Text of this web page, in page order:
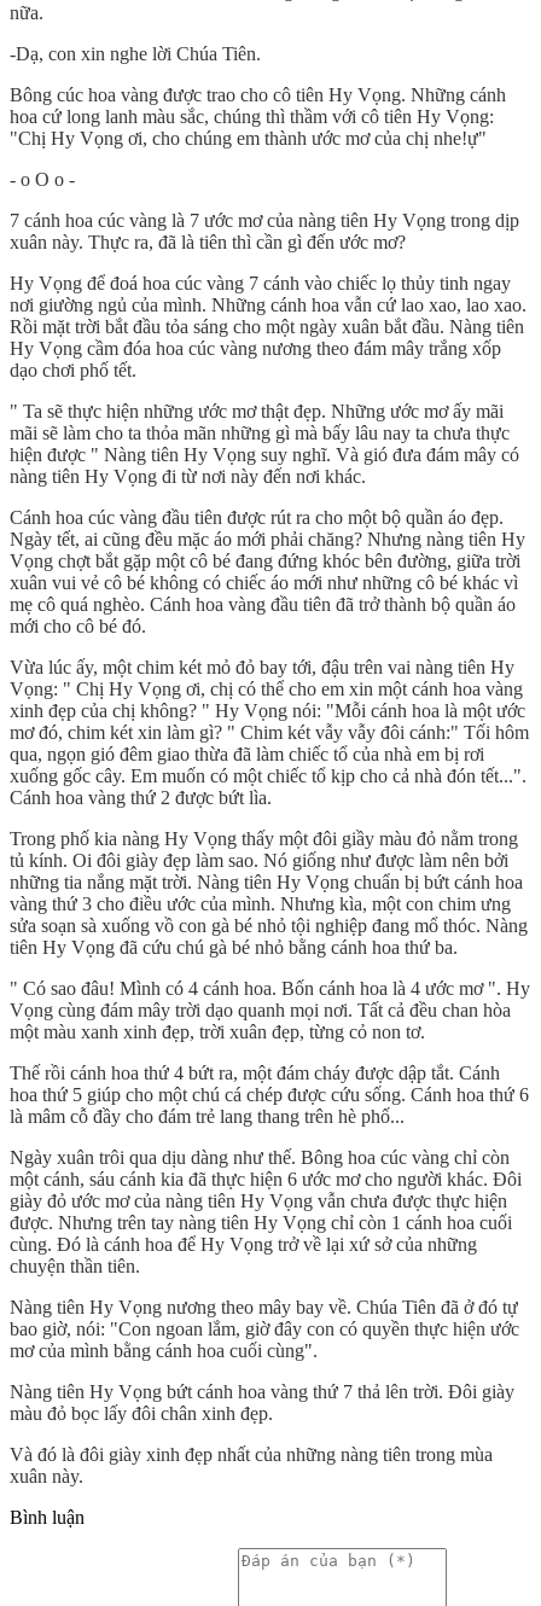
nữa.
-Dạ, con xin nghe lời Chúa Tiên.
Bông cúc hoa vàng được trao cho cô tiên Hy Vọng. Những cánh
hoa cứ long lanh màu sắc, chúng thì thầm với cô tiên Hy Vọng:
"Chị Hy Vọng ơi, cho chúng em thành ước mơ của chị nhe!ự"
- o O o -
7 cánh hoa cúc vàng là 7 ước mơ của nàng tiên Hy Vọng trong dịp
xuân này. Thực ra, đã là tiên thì cần gì đến ước mơ?
Hy Vọng để đoá hoa cúc vàng 7 cánh vào chiếc lọ thủy tinh ngay
nơi giường ngủ của mình. Những cánh hoa vẫn cứ lao xao, lao xao.
Rồi mặt trời bắt đầu tỏa sáng cho một ngày xuân bắt đầu. Nàng tiên
Hy Vọng cầm đóa hoa cúc vàng nương theo đám mây trắng xốp
dạo chơi phố tết.
" Ta sẽ thực hiện những ước mơ thật đẹp. Những ước mơ ấy mãi
mãi sẽ làm cho ta thỏa mãn những gì mà bấy lâu nay ta chưa thực
hiện được " Nàng tiên Hy Vọng suy nghĩ. Và gió đưa đám mây có
nàng tiên Hy Vọng đi từ nơi này đến nơi khác.
Cánh hoa cúc vàng đầu tiên được rút ra cho một bộ quần áo đẹp.
Ngày tết, ai cũng đều mặc áo mới phải chăng? Nhưng nàng tiên Hy
Vọng chợt bắt gặp một cô bé đang đứng khóc bên đường, giữa trời
xuân vui vẻ cô bé không có chiếc áo mới như những cô bé khác vì
mẹ cô quá nghèo. Cánh hoa vàng đầu tiên đã trở thành bộ quần áo
mới cho cô bé đó.
Vừa lúc ấy, một chim két mỏ đỏ bay tới, đậu trên vai nàng tiên Hy
Vọng: " Chị Hy Vọng ơi, chị có thể cho em xin một cánh hoa vàng
xinh đẹp của chị không? " Hy Vọng nói: "Mỗi cánh hoa là một ước
mơ đó, chim két xin làm gì? " Chim két vẫy vẫy đôi cánh:" Tối hôm
qua, ngọn gió đêm giao thừa đã làm chiếc tổ của nhà em bị rơi
xuống gốc cây. Em muốn có một chiếc tổ kịp cho cả nhà đón tết...".
Cánh hoa vàng thứ 2 được bứt lìa.
Trong phố kia nàng Hy Vọng thấy một đôi giầy màu đỏ nằm trong
tủ kính. Oi đôi giày đẹp làm sao. Nó giống như được làm nên bởi
những tia nắng mặt trời. Nàng tiên Hy Vọng chuẩn bị bứt cánh hoa
vàng thứ 3 cho điều ước của mình. Nhưng kìa, một con chim ưng
sửa soạn sà xuống vồ con gà bé nhỏ tội nghiệp đang mổ thóc. Nàng
tiên Hy Vọng đã cứu chú gà bé nhỏ bằng cánh hoa thứ ba.
" Có sao đâu! Mình có 4 cánh hoa. Bốn cánh hoa là 4 ước mơ ". Hy
Vọng cùng đám mây trời dạo quanh mọi nơi. Tất cả đều chan hòa
một màu xanh xinh đẹp, trời xuân đẹp, từng cỏ non tơ.
Thế rồi cánh hoa thứ 4 bứt ra, một đám cháy được dập tắt. Cánh
hoa thứ 5 giúp cho một chú cá chép được cứu sống. Cánh hoa thứ 6
là mâm cỗ đầy cho đám trẻ lang thang trên hè phố...
Ngày xuân trôi qua dịu dàng như thế. Bông hoa cúc vàng chỉ còn
một cánh, sáu cánh kia đã thực hiện 6 ước mơ cho người khác. Đôi
giày đỏ ước mơ của nàng tiên Hy Vọng vẫn chưa được thực hiện
được. Nhưng trên tay nàng tiên Hy Vọng chỉ còn 1 cánh hoa cuối
cùng. Đó là cánh hoa để Hy Vọng trở về lại xứ sở của những
chuyện thần tiên.
Nàng tiên Hy Vọng nương theo mây bay về. Chúa Tiên đã ở đó tự
bao giờ, nói: "Con ngoan lắm, giờ đây con có quyền thực hiện ước
mơ của mình bằng cánh hoa cuối cùng".
Nàng tiên Hy Vọng bứt cánh hoa vàng thứ 7 thả lên trời. Đôi giày
màu đỏ bọc lấy đôi chân xinh đẹp.
Và đó là đôi giày xinh đẹp nhất của những nàng tiên trong mùa
xuân này.
Bình luận